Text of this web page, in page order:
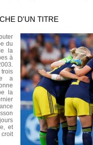
D'UN TITRE
du
la
à
a
la
et